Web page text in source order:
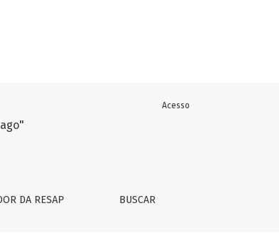
GOIÁS, BRASIL
DA RESAP BUSCAR
Acesso